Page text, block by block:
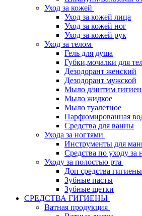
Уход за кожей
Уход за кожей лица
Уход за кожей ног
Уход за кожей рук
Уход за телом
Гель для душа
Губки,мочалки для
Дезодорант женский
Дезодорант мужской
Мыло д/интим
Мыло жидкое
Мыло туалетное
Парфюмированная
Средства для ванны
Ухода за ногтями
Инструменты для
Средства по уходу за
Уходу за полостью рта
Доп средства
Зубные пасты
Зубные щетки
СРЕДСТВА ГИГИЕНЫ
Ватная продукция